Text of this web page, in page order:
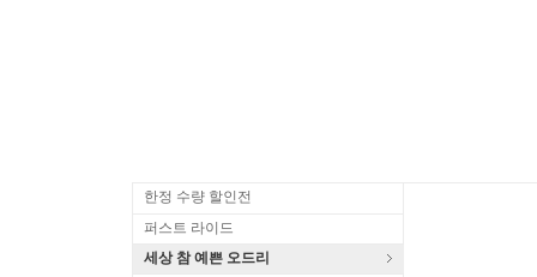
한정 수량 할인전
퍼스트 라이드
세상 참 예쁜 오드리